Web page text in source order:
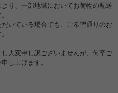
り、一部地域においてお荷物の配送
いている場合でも、ご希望通りのお
大変申し訳ございませんが、何卒ご
し上げます。